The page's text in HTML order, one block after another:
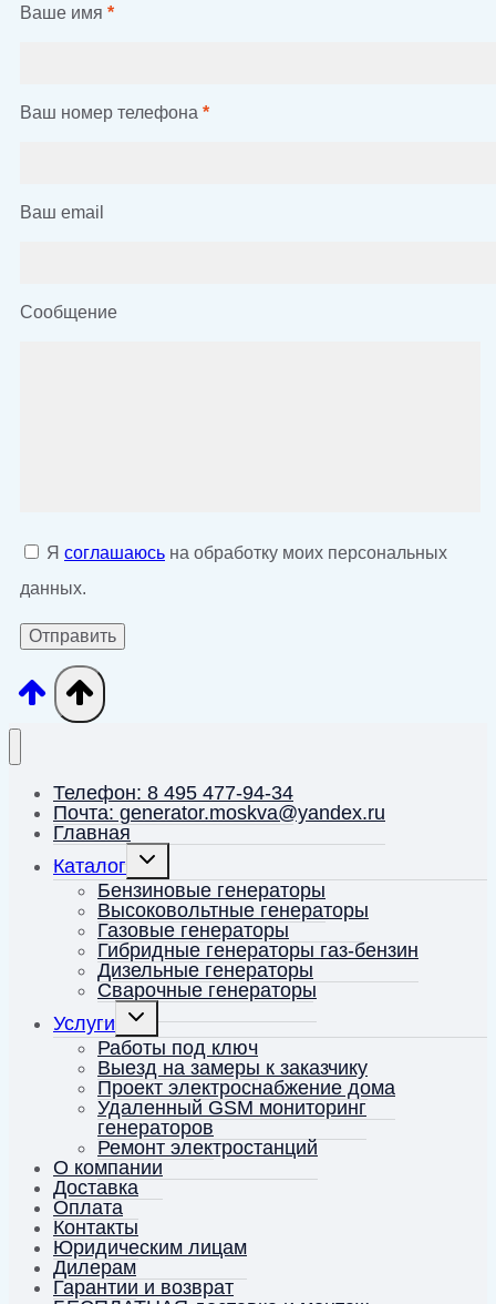
Ваше имя *
Ваш номер телефона *
Ваш email
Сообщение
Я соглашаюсь на обработку моих персональных
данных.
Телефон: 8 495 477-94-34
Почта: generator.moskva@yandex.ru
Главная
Каталог
Переключить
дочернее
меню
Бензиновые генераторы
Высоковольтные генераторы
Газовые генераторы
Гибридные генераторы газ-бензин
Дизельные генераторы
Сварочные генераторы
Услуги
Переключить
дочернее
меню
Работы под ключ
Выезд на замеры к заказчику
Проект электроснабжение дома
Удаленный GSM мониторинг
генераторов
Ремонт электростанций
О компании
Доставка
Оплата
Контакты
Юридическим лицам
Дилерам
Гарантии и возврат